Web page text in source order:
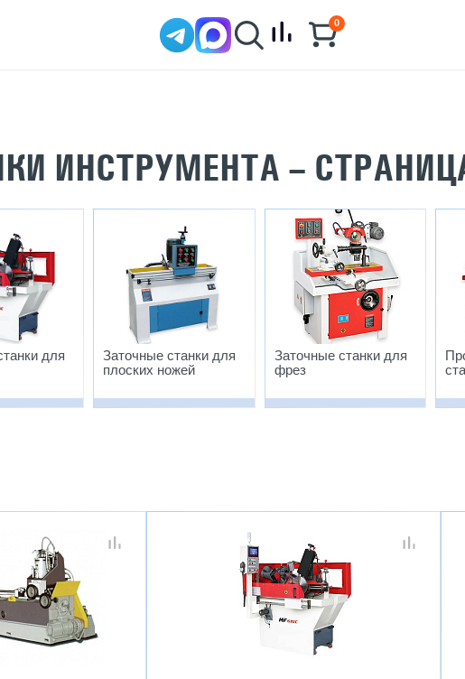
0
ИНСТРУМЕНТА –
для
Заточные станки для
плоских ножей
Заточные станки для
фрез